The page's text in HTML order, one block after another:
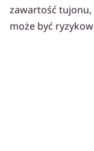
zawartość tujonu,
może być